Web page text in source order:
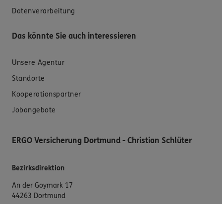
Datenverarbeitung
Das könnte Sie auch interessieren
Unsere Agentur
Standorte
Kooperationspartner
Jobangebote
ERGO Versicherung Dortmund - Christian Schlüter
Bezirksdirektion
An der Goymark 17
44263 Dortmund